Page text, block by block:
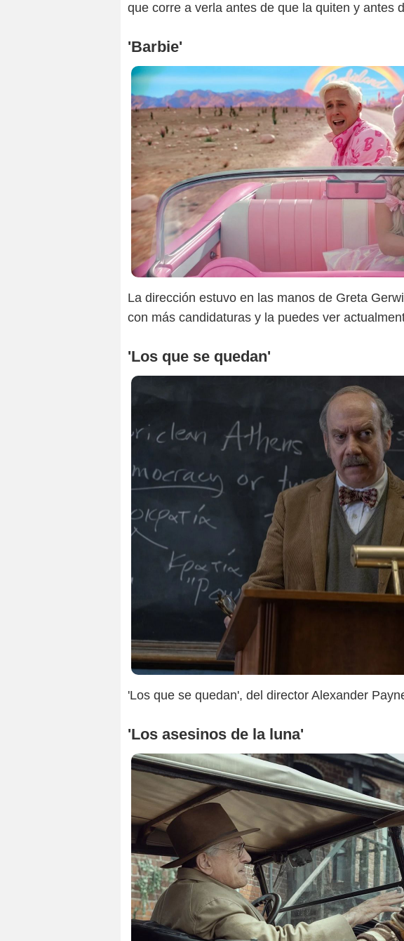
que corre a verla antes de que la quiten y antes
'Barbie'
La dirección estuvo en las manos de Greta
con más candidaturas y la puedes ver
'Los que se quedan'
2023 FOCUS FEATURES
'Los que se quedan', del director Alexander
'Los asesinos de la luna'
Imperative Entertainment
Netflix